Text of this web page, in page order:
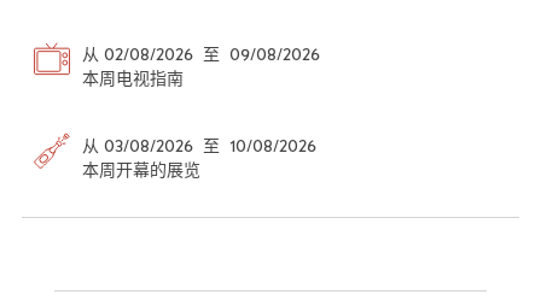
从 02/08/2026 至 09/08/2026
本周电视指南
从 03/08/2026 至 10/08/2026
本周开幕的展览